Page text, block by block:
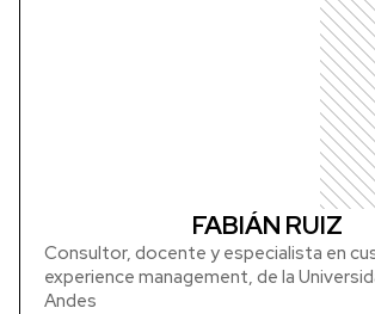
FABIÁN RUIZ
Consultor, docente y especialista en
experience management, de la
Andes